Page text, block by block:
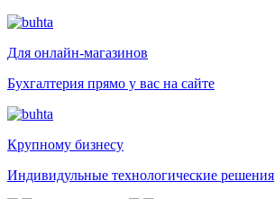
Для онлайн-магазинов
Бухгалтерия прямо у вас на сайте
Крупному бизнесу
Индивидульные технологические решения